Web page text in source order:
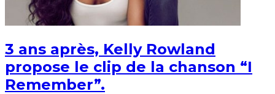
3 ans après, Kelly Rowland
propose le clip de la chanson “I
Remember”.